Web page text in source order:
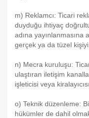
m) Reklamcı: Ticari
duyduğu ihtiyaç
adına yayınlanmasına
gerçek ya da tüzel kişiyi,
n) Mecra kuruluşu:
ulaştıran iletişim
işleticisi veya
o) Teknik düzenleme:
hükümler de dahil